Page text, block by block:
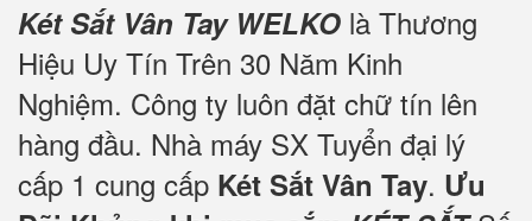
Két Sắt Vân Tay WELKO là Thương
Hiệu Uy Tín Trên 30 Năm Kinh
Nghiệm. Công ty luôn đặt chữ tín lên
hàng đầu. Nhà máy SX Tuyển đại lý
cấp 1 cung cấp Két Sắt Vân Tay. Ưu